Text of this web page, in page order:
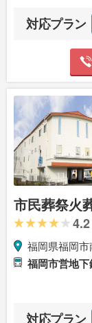
対応プラン
市民葬祭火
4.2
福岡県福岡市
福岡市営地
対応プラン